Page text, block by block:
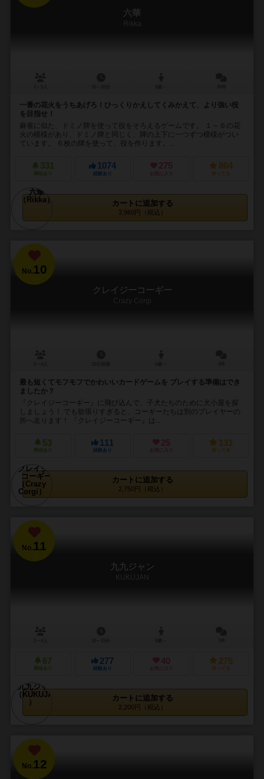
六華
Rikka
一番の花火をうちあげろ！ひっくりかえしてくみかえて、より強い役
を目指せ！
麻雀に似た、ドミノ牌を使って役をそろえるゲームです。 １～６の花
火の模様があり、ドミノ牌と同じく、牌の上下に一つずつ模様がつい
ています。 ６枚の牌を使って、役を作ります。...
331
興味あり
1074
経験あり
275
お気に入り
864
持ってる
カートに追加する
3,960円（税込）
No. 10
クレイジーコーギー
Crazy Corgi
最も短くてモフモフでかわいいカードゲームを プレイする準備はでき
ましたか？
『クレイジーコーギー』に飛び込んで、子犬たちのために犬小屋を探
しましょう！ でも欲張りすぎると、コーギーたちは別のプレイヤーの
所へ走ります！ 『クレイジーコーギー』は...
53
興味あり
111
経験あり
25
お気に入り
131
持ってる
カートに追加する
2,750円（税込）
No.11
九九ジャン
KUKUJAN
67
興味あり
277
経験あり
40
お気に入り
275
持ってる
カートに追加する
2,200円（税込）
No.12